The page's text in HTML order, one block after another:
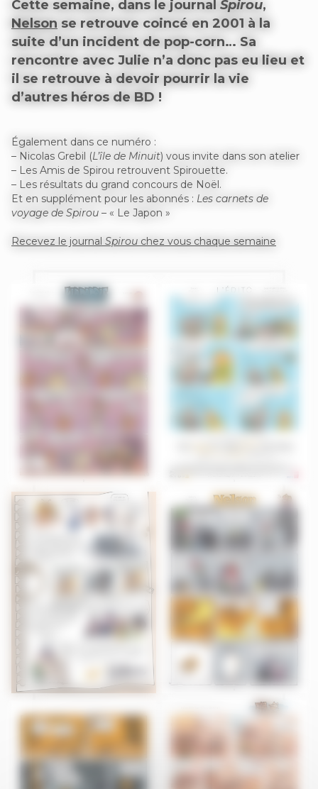
Cette semaine, dans le journal Spirou,
Nelson se retrouve coincé en 2001 à la
suite d’un incident de pop-corn… Sa
rencontre avec Julie n’a donc pas eu lieu et
il se retrouve à devoir pourrir la vie
d’autres héros de BD !
Également dans ce numéro :
– Nicolas Grebil (L’île de Minuit) vous invite dans son atelier
– Les Amis de Spirou retrouvent Spirouette.
– Les résultats du grand concours de Noël.
Et en supplément pour les abonnés : Les carnets de
voyage de Spirou – « Le Japon »
Recevez le journal Spirou chez vous chaque semaine